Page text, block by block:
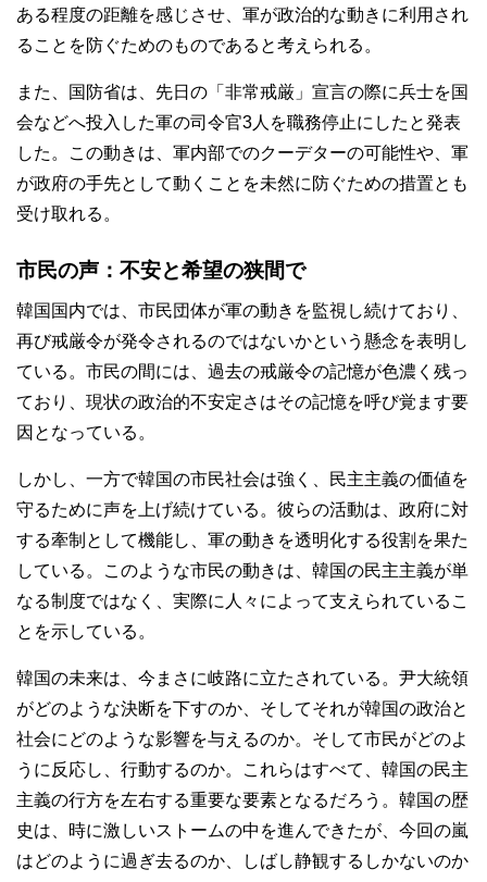
ある程度の距離を感じさせ、軍が政治的な動きに利用され
ることを防ぐためのものであると考えられる。
また、国防省は、先日の「非常戒厳」宣言の際に兵士を国
会などへ投入した軍の司令官3人を職務停止にしたと発表
した。この動きは、軍内部でのクーデターの可能性や、軍
が政府の手先として動くことを未然に防ぐための措置とも
受け取れる。
市民の声：不安と希望の狭間で
韓国国内では、市民団体が軍の動きを監視し続けており、
再び戒厳令が発令されるのではないかという懸念を表明し
ている。市民の間には、過去の戒厳令の記憶が色濃く残っ
ており、現状の政治的不安定さはその記憶を呼び覚ます要
因となっている。
しかし、一方で韓国の市民社会は強く、民主主義の価値を
守るために声を上げ続けている。彼らの活動は、政府に対
する牽制として機能し、軍の動きを透明化する役割を果た
している。このような市民の動きは、韓国の民主主義が単
なる制度ではなく、実際に人々によって支えられているこ
とを示している。
韓国の未来は、今まさに岐路に立たされている。尹大統領
がどのような決断を下すのか、そしてそれが韓国の政治と
社会にどのような影響を与えるのか。そして市民がどのよ
うに反応し、行動するのか。これらはすべて、韓国の民主
主義の行方を左右する重要な要素となるだろう。韓国の歴
史は、時に激しいストームの中を進んできたが、今回の嵐
はどのように過ぎ去るのか、しばし静観するしかないのか